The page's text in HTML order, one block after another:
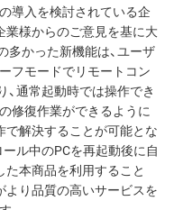
導入を検討されている企
業様からのご意見を基に大
多かった新機能は、ユーザ
フモードでリモートコン
、通常起動時では操作でき
修復作業ができるように
で解決することが可能とな
ル中のPCを再起動後に自
た本商品を利用すること
より品質の高いサービスを